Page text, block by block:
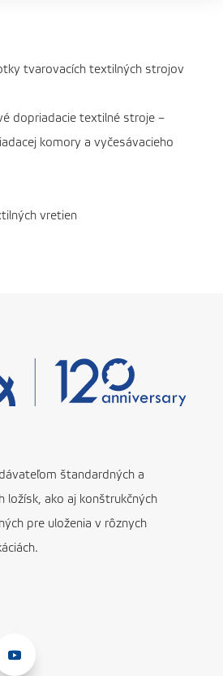
tvarovacích textilných strojov
dopriadacie textilné stroje –
komory a vyčesávacieho
vretien
štandardných a
ložísk, ako aj konštrukčných
pre uloženia v rôznych